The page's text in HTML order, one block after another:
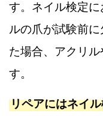
す。ネイル検定
ルの爪が試験前
た場合、アクリ
す。
リペアにはネイ